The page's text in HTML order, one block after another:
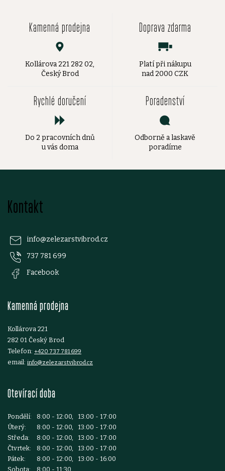
Kamenná prodejna
Kollárova 221 282 02,
Český Brod
Doprava zdarma
Platí při nákupu
nad 2000 CZK
Rychlé doručení
Do 2 pracovních dnů
u vás doma
Poradenství
Odborně a laskavě
poradíme
Kontakt
info@zelezarstvibrod.cz
737 781 699
Facebook
Kamenná prodejna
Kollárova 221
282 01 Český Brod
Telefon: +420 737 781 699
email: info@zelezarstvibrod.cz
Otevírací doba
Pondělí:
8:00 - 12:00, 13:00 - 17:00
Úterý:
8:00 - 12:00, 13:00 - 17:00
Středa:
8:00 - 12:00, 13:00 - 17:00
Čtvrtek:
8:00 - 12:00, 13:00 - 17:00
Pátek:
8:00 - 12:00, 13:00 - 16:00
Sobota:
8:00 - 11:30